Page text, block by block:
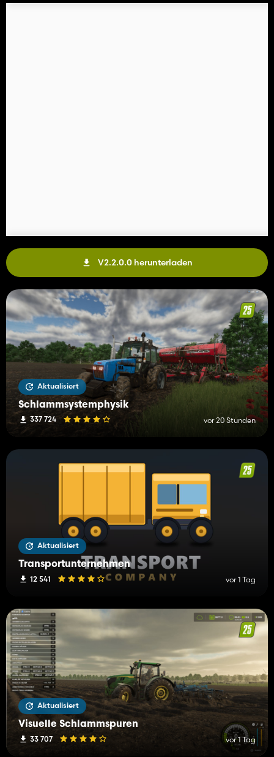
V2.2.0.0 herunterladen
Aktualisiert
Schlammsystemphysik
337 724 vor 20 Stunden
Aktualisiert
Transportunternehmen
12 541 vor 1 Tag
Aktualisiert
Visuelle Schlammspuren
33 707 vor 1 Tag